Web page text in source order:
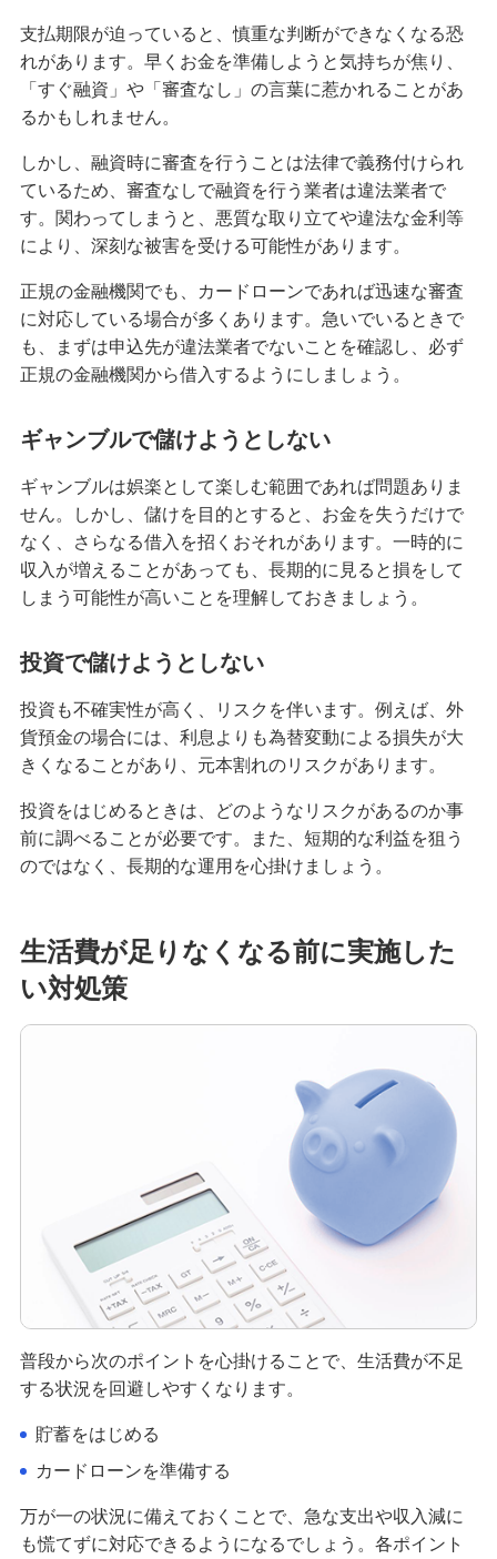
や計画的な返済のコツを解説
カードローンの必要書類は主に2つ！収入証明書類
が必要なケースや提出方法も紹介
カードローンの翌日返済は可能？かかる利息や一
括・任意返済の方法も解説
カードローンで5万円は借りられる？審査のポイン
トや他の方法も紹介
カードローンは借入の翌月から返済が始まる？返
済日や返済方法も解説
カードローンの用途は？役立つ場面やメリット・
注意点を解説
生活費の補てんにカードローンが使える！よくあ
る使い道や注意点、対処法を紹介
カードローンの最低返済額はいくら？決まり方や
カードローンで10万円を借りるには？審査なしの
方法や当日借入のポイントも解説
カードローンで事業資金の調達は可能？利用条件
カードローンは転職したばかりでも借りられる？
利用中に転職・退職した際の影響も解説
を検討するときの注意点を解説
査なしの方法や選び方も解説
低金利ローンの選び方は？種類やメリット、利息
カードローンで返済後すぐ借りることは可能！注
意点やメリット・デメリットを解説
カードローンは土日も利用できる！選び方や早く
借りるポイント、注意点を解説
リット・デメリット、利用の流れ
借金が返せないとどうなる？対処法や避けるべき
行為も解説
出費がかさむ原因は？急な出費の例や対処法、備
える方法も解説
支払期限が迫っていると、慎重な判断ができなくなる恐
れがあります。早くお金を準備しようと気持ちが焦り、
「すぐ融資」や「審査なし」の言葉に惹かれることがあ
るかもしれません。
しかし、融資時に審査を行うことは法律で義務付けられ
ているため、審査なしで融資を行う業者は違法業者で
す。関わってしまうと、悪質な取り立てや違法な金利等
により、深刻な被害を受ける可能性があります。
正規の金融機関でも、カードローンであれば迅速な審査
に対応している場合が多くあります。急いでいるときで
も、まずは申込先が違法業者でないことを確認し、必ず
正規の金融機関から借入するようにしましょう。
ギャンブルで儲けようとしない
ギャンブルは娯楽として楽しむ範囲であれば問題ありま
せん。しかし、儲けを目的とすると、お金を失うだけで
なく、さらなる借入を招くおそれがあります。一時的に
収入が増えることがあっても、長期的に見ると損をして
しまう可能性が高いことを理解しておきましょう。
投資で儲けようとしない
投資も不確実性が高く、リスクを伴います。例えば、外
貨預金の場合には、利息よりも為替変動による損失が大
きくなることがあり、元本割れのリスクがあります。
投資をはじめるときは、どのようなリスクがあるのか事
前に調べることが必要です。また、短期的な利益を狙う
のではなく、長期的な運用を心掛けましょう。
生活費が足りなくなる前に実施した
い対処策
普段から次のポイントを心掛けることで、生活費が不足
する状況を回避しやすくなります。
貯蓄をはじめる
カードローンを準備する
万が一の状況に備えておくことで、急な支出や収入減に
も慌てずに対応できるようになるでしょう。各ポイント